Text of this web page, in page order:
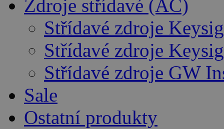
Zdroje střídavé (AC)
Střídavé zdroje
Střídavé zdroje
Střídavé zdroje GW
Sale
Ostatní produkty